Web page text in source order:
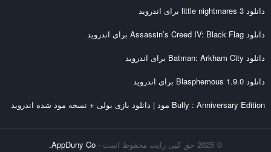
دانلود little nightmares 3 برای اندروید
دانلود Assassin’s Creed IV: Black Flag برای اندروید
دانلود Batman: Arkham City برای اندروید
دانلود Blasphemous 1.9.0 برای اندروید
Bully : Anniversary Edition مود | دانلود بازی بولی + نسخه مود شده اندروید
© 2025 حق کپی رایت محفوظ است - AppDuny Co.